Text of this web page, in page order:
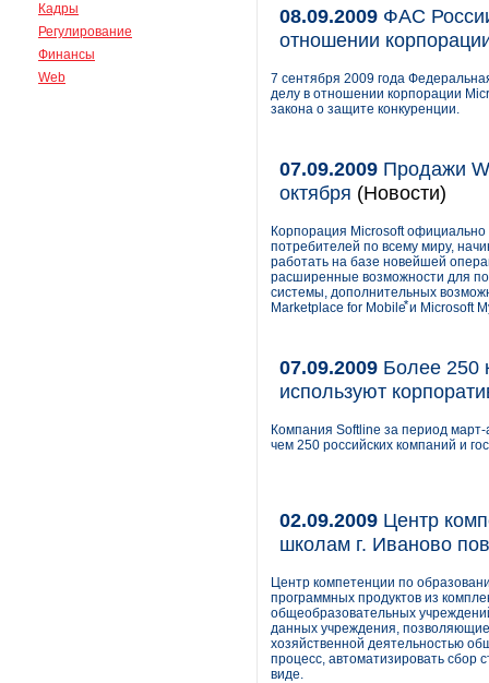
Кадры
Регулирование
Финансы
Web
08.09.2009 ФАС
отношении
7 сентября 2009 года
делу в отношении корпорации
закона о защите конкуренции.
07.09.2009 Продажи
октября (Новости)
Корпорация Microsoft
потребителей по всему миру,
работать на базе новейшей
расширенные возможности для
системы, дополнительных
Marketplace for Mobile⃰ и Microsoft
07.09.2009 Более 250
используют
Компания Softline за период март-
чем 250 российских компаний и
02.09.2009 Центр
школам г. Иваново
Центр компетенции по
программных продуктов из
общеобразовательных
данных учреждения,
хозяйственной деятельностью
процесс, автоматизировать сбор
виде.